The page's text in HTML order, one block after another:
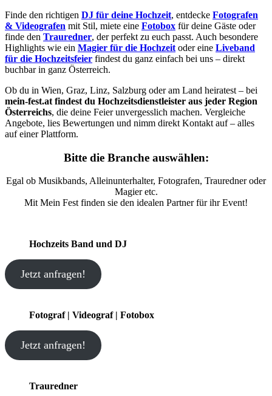
Finde den richtigen DJ für deine Hochzeit, entdecke Fotografen
& Videografen mit Stil, miete eine Fotobox für deine Gäste oder
finde den Trauredner, der perfekt zu euch passt. Auch besondere
Highlights wie ein Magier für die Hochzeit oder eine Liveband
für die Hochzeitsfeier findest du ganz einfach bei uns – direkt
buchbar in ganz Österreich.
Ob du in Wien, Graz, Linz, Salzburg oder am Land heiratest – bei
mein-fest.at findest du Hochzeitsdienstleister aus jeder Region
Österreichs, die deine Feier unvergesslich machen. Vergleiche
Angebote, lies Bewertungen und nimm direkt Kontakt auf – alles
auf einer Plattform.
Bitte die Branche auswählen:
Egal ob Musikbands, Alleinunterhalter, Fotografen, Trauredner oder
Magier etc.
Mit Mein Fest finden sie den idealen Partner für ihr Event!
Hochzeits Band und DJ
Jetzt anfragen!
Fotograf | Videograf | Fotobox
Jetzt anfragen!
Trauredner